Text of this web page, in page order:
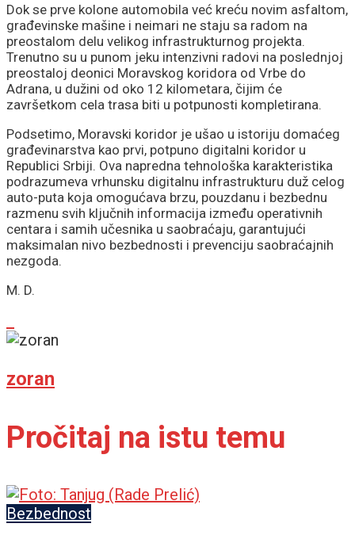
Dok se prve kolone automobila već kreću novim asfaltom,
građevinske mašine i neimari ne staju sa radom na
preostalom delu velikog infrastrukturnog projekta.
Trenutno su u punom jeku intenzivni radovi na poslednjoj
preostaloj deonici Moravskog koridora od Vrbe do
Adrana, u dužini od oko 12 kilometara, čijim će
završetkom cela trasa biti u potpunosti kompletirana.
Podsetimo, Moravski koridor je ušao u istoriju domaćeg
građevinarstva kao prvi, potpuno digitalni koridor u
Republici Srbiji. Ova napredna tehnološka karakteristika
podrazumeva vrhunsku digitalnu infrastrukturu duž celog
auto-puta koja omogućava brzu, pouzdanu i bezbednu
razmenu svih ključnih informacija između operativnih
centara i samih učesnika u saobraćaju, garantujući
maksimalan nivo bezbednosti i prevenciju saobraćajnih
nezgoda.
M. D.
zoran
Pročitaj na istu temu
Bezbednost